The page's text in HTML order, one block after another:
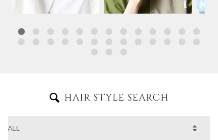
HAIR STYLE SEARCH